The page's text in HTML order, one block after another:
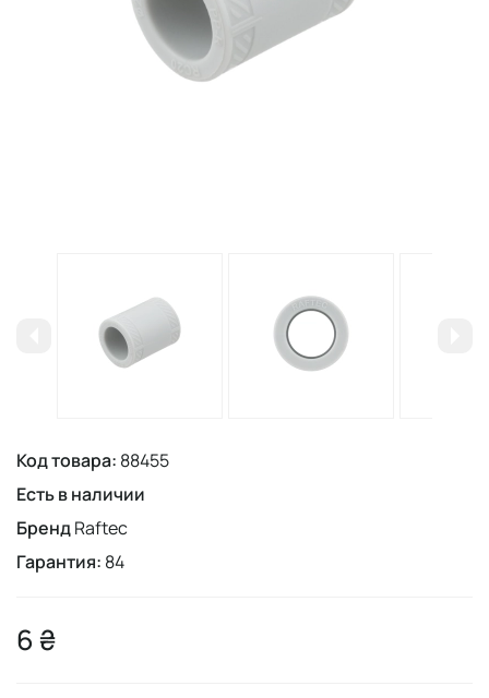
Код товара: 88455
Есть в наличии
БрендRaftec
Гарантия: 84
6 ₴